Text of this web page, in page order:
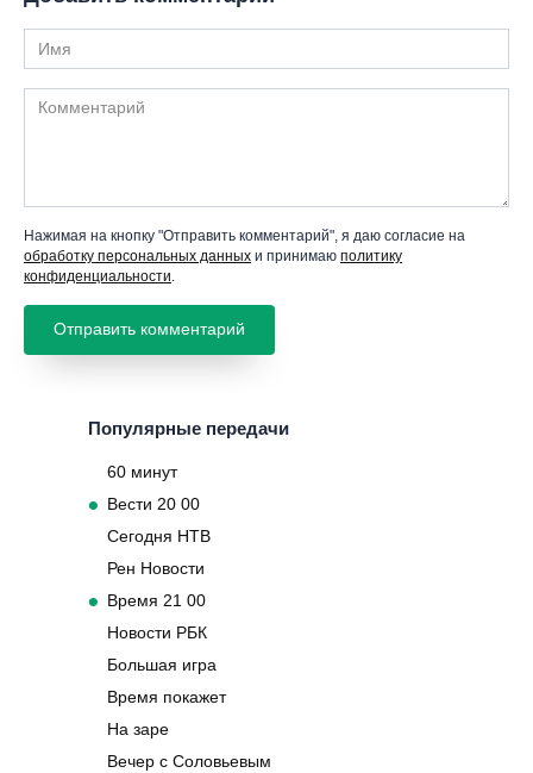
Имя
Комментарий
Нажимая на кнопку "Отправить комментарий", я даю согласие на
обработку персональных данных и принимаю политику
конфиденциальности
Популярные передачи
60 минут
Вести 20 00
Сегодня НТВ
Рен Новости
Время 21 00
Новости РБК
Большая игра
Время покажет
На заре
Вечер с Соловьевым